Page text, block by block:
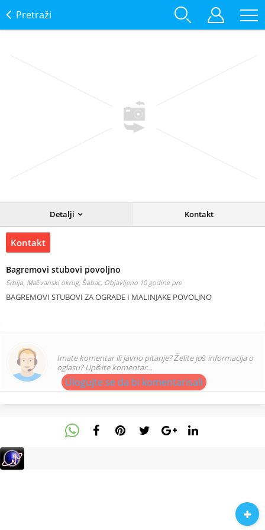
Pretraži
Detalji Kontakt
Kontakt
Bagremovi stubovi povoljno
Srbija, Mačvanski okrug, Šabac, Objavljeno 10 godine pre
BAGREMOVI STUBOVI ZA OGRADE I MALINJAKE POVOLJNO
Imate komentar ili javno pitanje? Želite još informacija o
oglasu? Upišite komentar...
Ulogujte se da bi komentarisali